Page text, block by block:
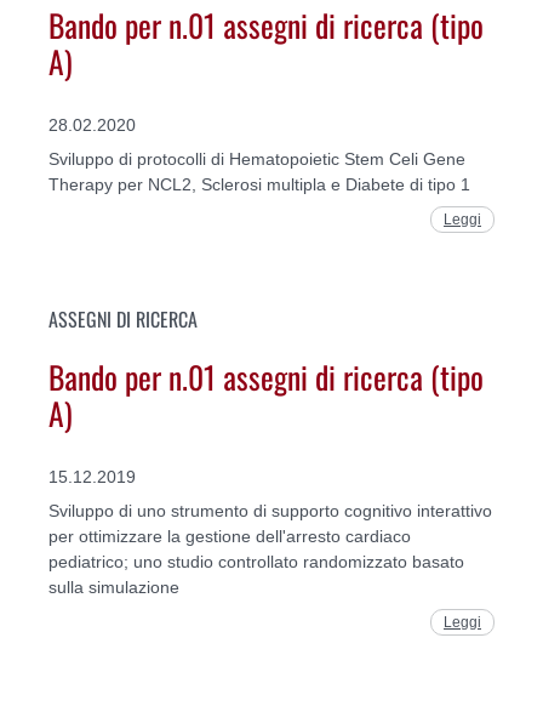
Bando per n.01 assegni di ricerca (tipo
A)
28.02.2020
Sviluppo di protocolli di Hematopoietic Stem Celi Gene
Therapy per NCL2, Sclerosi multipla e Diabete di tipo 1
Leggi
ASSEGNI DI RICERCA
Bando per n.01 assegni di ricerca (tipo
A)
15.12.2019
Sviluppo di uno strumento di supporto cognitivo interattivo
per ottimizzare la gestione dell'arresto cardiaco
pediatrico; uno studio controllato randomizzato basato
sulla simulazione
Leggi